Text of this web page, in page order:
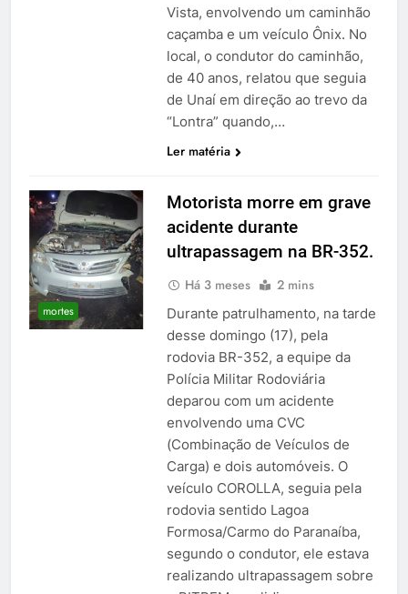
Vista, envolvendo um caminhão
caçamba e um veículo Ônix. No
local, o condutor do caminhão,
de 40 anos, relatou que seguia
de Unaí em direção ao trevo da
“Lontra” quando,…
Ler matéria
mortes
Motorista morre em grave
acidente durante
ultrapassagem na BR-352.
Há 3 meses 2 mins
Durante patrulhamento, na tarde
desse domingo (17), pela
rodovia BR-352, a equipe da
Polícia Militar Rodoviária
deparou com um acidente
envolvendo uma CVC
(Combinação de Veículos de
Carga) e dois automóveis. O
veículo COROLLA, seguia pela
rodovia sentido Lagoa
Formosa/Carmo do Paranaíba,
segundo o condutor, ele estava
realizando ultrapassagem sobre